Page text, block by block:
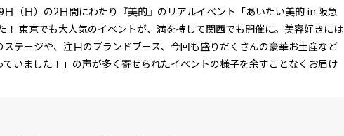
（日）の2日間にわたり『美的』のリアルイベント「あいたい美的 in 阪急
！ 東京でも大人気のイベントが、満を持して関西でも開催に。美容好きには
テージや、注目のブランドブース、今回も盛りだくさんの豪華お土産など
いました！」の声が多く寄せられたイベントの様子を余すことなくお届け